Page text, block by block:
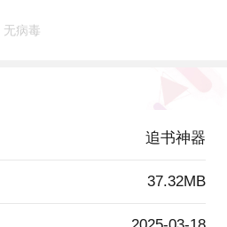
无病毒
追书神器
37.32MB